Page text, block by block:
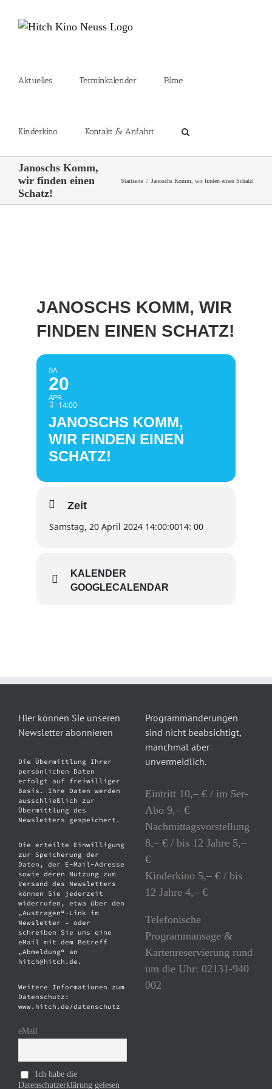
Inhalt
Aktuelles Terminkalender Filme
Kinderkino Kontakt & Anfahrt
Janoschs Komm,
wir finden einen
Schatz!
Startseite Janoschs Komm, wir finden einen Schatz!
JANOSCHS KOMM, WIR
FINDEN EINEN SCHATZ!
SA.
20
APR.
14:00
JANOSCHS KOMM,
WIR FINDEN EINEN
SCHATZ!
Zeit
Samstag, 20 April 2024 14:00:0014: 00
KALENDER
GOOGLECALENDAR
Hier können Sie unseren
Newsletter abonnieren
Die Übermittlung Ihrer
persönlichen Daten
erfolgt auf freiwilliger
Basis. Ihre Daten werden
ausschließlich zur
Übermittlung des
Newsletters gespeichert.
Die erteilte Einwilligung
zur Speicherung der
Daten, der E-Mail-Adresse
sowie deren Nutzung zum
Versand des Newsletters
können Sie jederzeit
widerrufen, etwa über den
„Austragen“-Link im
Newsletter – oder
schreiben Sie uns eine
eMail mit dem Betreff
„Abmeldung“ an
hitch@hitch.de.
Weitere Informationen zum
Datenschutz:
www.hitch.de/datenschutz
eMail
Ich habe die
Datenschutzerklärung gelesen
Programmänderungen
sind nicht beabsichtigt,
manchmal aber
unvermeidlich.
Eintritt 10,– € / im 5er-
Abo 9,– €
Nachmittagsvorstellung
8,– € / bis 12 Jahre 5,–
€
Kinderkino 5,– € / bis
12 Jahre 4,– €
Telefonische
Programmansage &
Kartenreservierung rund
um die Uhr: 02131-940
002